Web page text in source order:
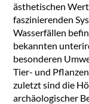
ästhetischen
faszinierenden
Wasserfällen
bekannten
besonderen
Tier- und
zuletzt sind die
archäologischer